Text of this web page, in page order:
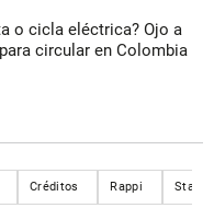
o cicla eléctrica? Ojo a
circular en Colombia
Créditos Rappi